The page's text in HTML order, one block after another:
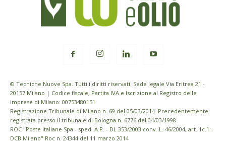
© Tecniche Nuove Spa. Tutti i diritti riservati. Sede legale Via Eritrea 21 -
20157 Milano | Codice fiscale, Partita IVA e Iscrizione al Registro delle
imprese di Milano: 00753480151
Registrazione Tribunale di Milano n. 69 del 05/03/2014. Precedentemente
registrata presso il tribunale di Bologna n. 6776 del 04/03/1998
ROC "Poste italiane Spa - sped. A.P. - DL 353/2003 conv. L. 46/2004, art. 1c.1:
DCB Milano" Roc n. 24344 del 11 marzo 2014